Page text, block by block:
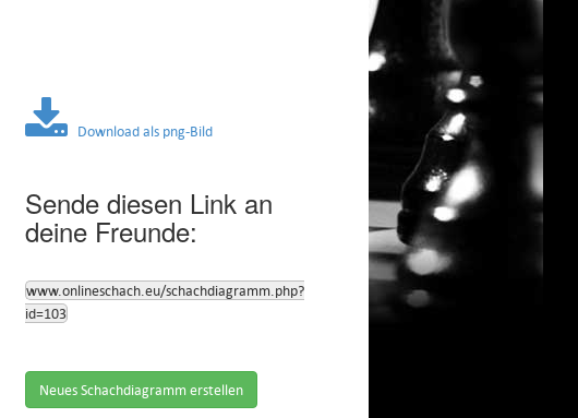
Download als png-Bild
Sende diesen Link an
deine Freunde:
www.onlineschach.eu/schachdiagramm.php?
id=103
Neues Schachdiagramm erstellen